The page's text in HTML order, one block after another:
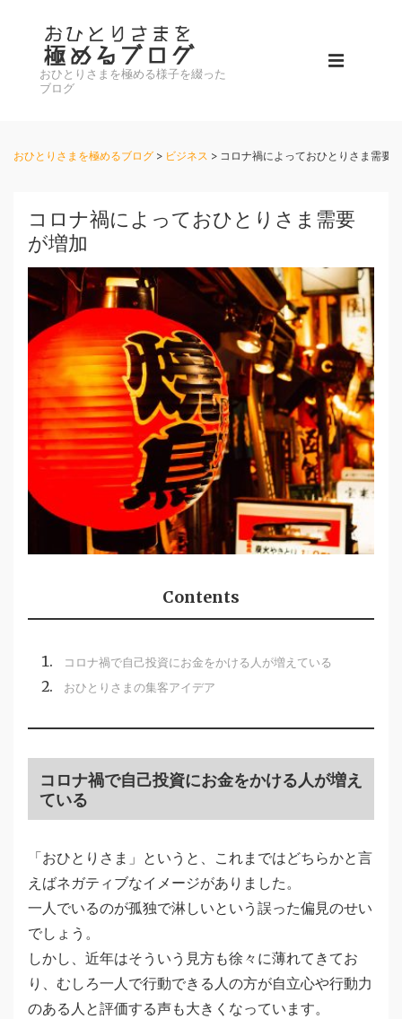
おひとりさまを極める様子を綴った
ブログ
メ
ビ
シ
ン
ー
おひとりさまを極めるブログ > ビジネス > コロナ禍によっておひとりさま需要
コロナ禍によっておひとりさま需要
が増加
Contents
コロナ禍で自己投資にお金をかける人が増えている
おひとりさまの集客アイデア
コロナ禍で自己投資にお金をかける人が増え
ている
「おひとりさま」というと、これまではどちらかと言
えばネガティブなイメージがありました。
一人でいるのが孤独で淋しいという誤った偏見のせい
でしょう。
しかし、近年はそういう見方も徐々に薄れてきてお
り、むしろ一人で行動できる人の方が自立心や行動力
のある人と評価する声も大きくなっています。